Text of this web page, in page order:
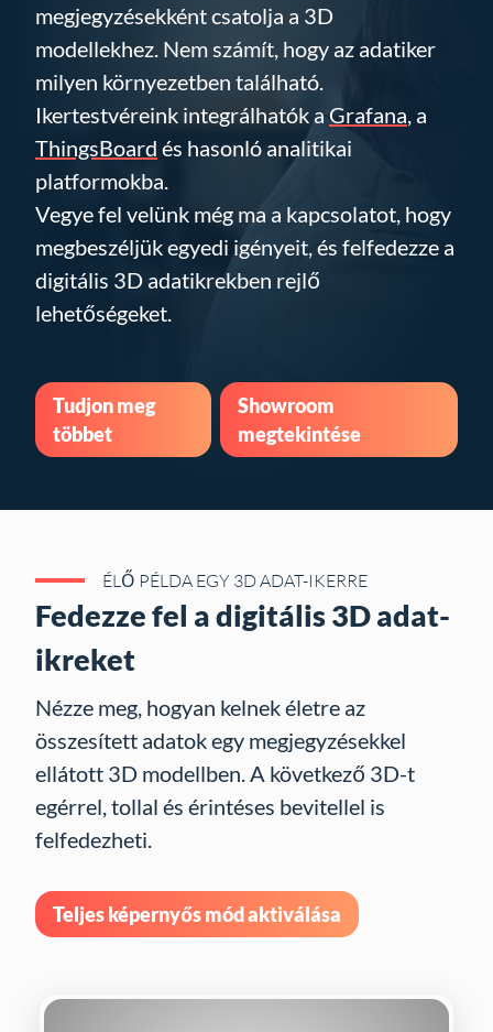
megjegyzésekként csatolja a 3D
modellekhez. Nem számít, hogy az adatiker
milyen környezetben található.
Ikertestvéreink integrálhatók a Grafana, a
ThingsBoard és hasonló analitikai
platformokba.
Vegye fel velünk még ma a kapcsolatot, hogy
megbeszéljük egyedi igényeit, és felfedezze a
digitális 3D adatikrekben rejlő
lehetőségeket.
Tudjon meg
többet
Showroom
megtekintése
ÉLŐ PÉLDA EGY 3D ADAT-IKERRE
Fedezze fel a digitális 3D adat-
ikreket
Nézze meg, hogyan kelnek életre az
összesített adatok egy megjegyzésekkel
ellátott 3D modellben. A következő 3D-t
egérrel, tollal és érintéses bevitellel is
felfedezheti.
Teljes képernyős mód aktiválása